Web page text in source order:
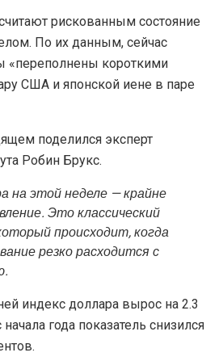
рискованным состояние
По их данным, сейчас
«переполнены короткими
США и японской иене в паре
поделился эксперт
Робин Брукс.
на этой неделе — крайне
Это классический
происходит, когда
резко расходится с
индекс доллара вырос на 2.3
года показатель снизился